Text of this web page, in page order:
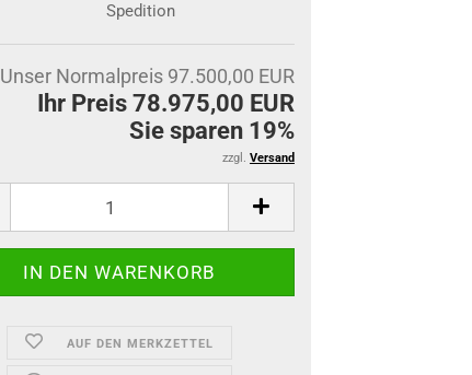
Spedition
Unser Normalpreis 97.500,00 EUR
Ihr Preis 78.975,00 EUR
Sie sparen 19%
zzgl. Versand
AUF DEN MERKZETTEL